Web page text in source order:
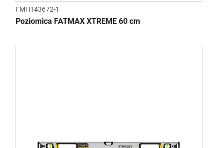
FMHT43672-1
Poziomica FATMAX XTREME 60 cm